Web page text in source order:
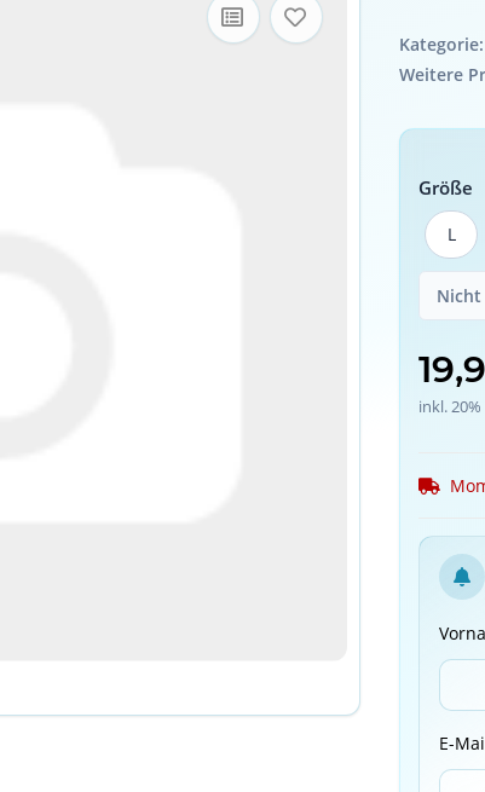
Kategorie:
Weitere
Größe
L
L
Nicht
inkl.
E-